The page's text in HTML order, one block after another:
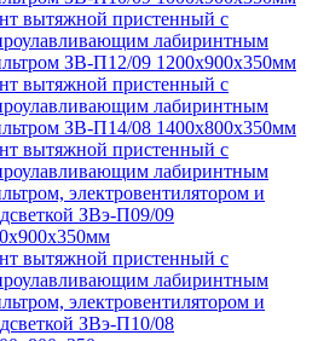
вытяжной пристенный с
лабиринтным
ЗВ-П12/09 1200х900х350мм
вытяжной пристенный с
лабиринтным
ЗВ-П14/08 1400х800х350мм
вытяжной пристенный с
лабиринтным
электровентилятором и
ЗВэ-П09/09
вытяжной пристенный с
лабиринтным
электровентилятором и
ЗВэ-П10/08